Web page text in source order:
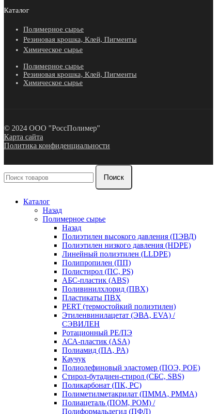
Каталог
Полимерное сырье
Резиновая крошка, Клей, Пигменты
Химическое сырье
Полимерное сырье
Резиновая крошка, Клей, Пигменты
Химическое сырье
© 2024 ООО "РоссПолимер"
Карта сайта
Политика конфиденциальности
Поиск
Каталог
Назад
Полимерное сырье
Назад
Полиэтилен высокого давления (ПЭВД)
Полиэтилен низкого давления (HDPE)
Линейный полиэтилен (LLDPE)
Полипропилен (ПП)
Полистирол (ПС, PS)
АБС-пластик (ABS)
Поливинилхлорид (ПВХ)
Пластикаты ПВХ
PERT (термостойкий полиэтилен)
Этиленвинилацетат (ЭВА, EVA) /
СЭВИЛЕН
Ротационный PE/ПЭ
АСА-пластик (ASA)
Полиамид (ПА, PA)
Каучук
Полиолефиновый эластомер (ПОЭ, POE)
Стирол-бутадиен-стирол (СБС, SBS)
Поликарбонат (ПК, PC)
Полиметилметакрилат (ПММА, PMMA)
Полиацеталь (ПОМ, POM) /
Полиформальдегид (ПФЛ)